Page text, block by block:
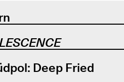
Deep Fried